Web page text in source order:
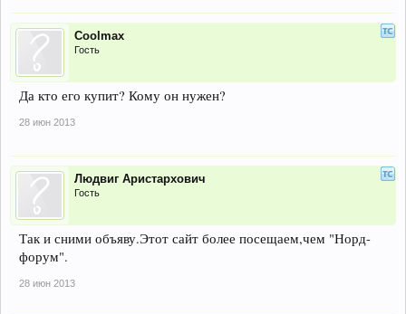
Coolmax
Гость
Да кто его купит? Кому он нужен?
28 июн 2013
Людвиг Аристархович
Гость
Так и сними объяву.Этот сайт более посещаем,чем "Норд-
форум".
28 июн 2013